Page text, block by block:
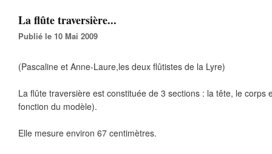
La flûte traversière...
Publié le 10 Mai 2009
(Pascaline et Anne-Laure,les deux flûtistes de la Lyre)
La flûte traversière est constituée de 3 sections : la tête, le corps
fonction du modèle).
Elle mesure environ 67 centimètres.